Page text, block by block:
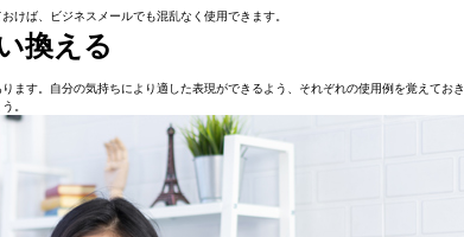
けば、ビジネスメールでも混乱なく使用できます。
換える
ます。自分の気持ちにより適した表現ができるよう、それぞれの使用例を覚えておき
。